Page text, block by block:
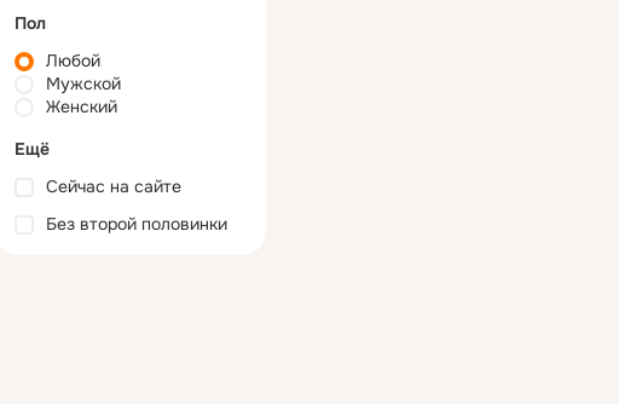
Пол
Любой
Мужской
Женский
Ещё
Сейчас на сайте
Без второй половинки